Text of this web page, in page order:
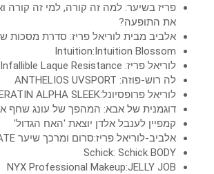
פריז בשיער: למה זה קורה, למי זה קורה
את התופעה?
אלביב מבית לוריאל פריז: סדרת מסכות
Intuition:Intuition Blossom
לוריאל פריז: Infallible Laque Resistance
לה רוש-פוזה: ANTHELIOS UVSPORT
לוריאל פרופסיונל:KERATIN ALPHA SLEEK
דוגמנית של אבא: המהפך של עונג שחף
קמפיין לענבל אלדן יוצאת 'האח הגדול'
אלביב-לוריאל פריז:סרום ומרכך שיער ULTIMATE
Schick: Schick BODY
NYX Professional Makeup:JELLY JOB